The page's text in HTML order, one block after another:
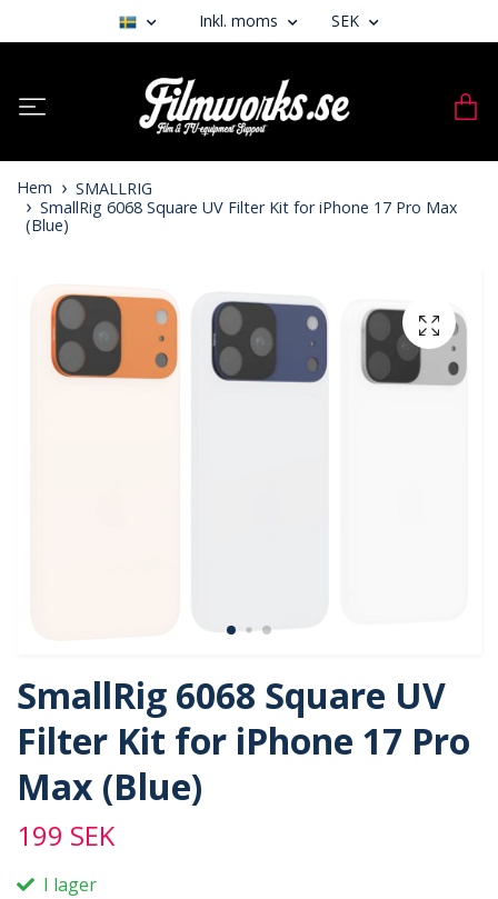
Inkl. moms SEK
Hem
SMALLRIG
SmallRig 6068 Square UV Filter Kit for iPhone 17 Pro Max
(Blue)
SmallRig 6068 Square UV
Filter Kit for iPhone 17 Pro
Max (Blue)
199 SEK
I lager